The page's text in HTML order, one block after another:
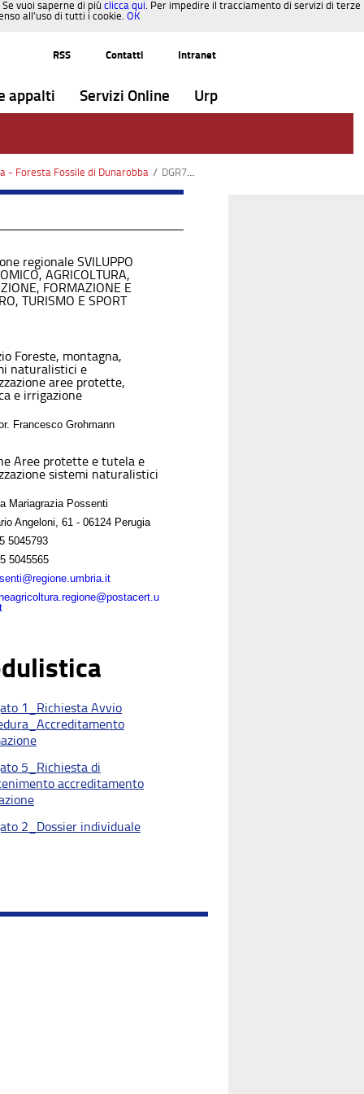
vuoi saperne di più clicca qui. Per impedire il tracciamento di servizi di terze
all’uso di tutti i cookie. OK
RSS Contatti Intranet
appalti Servizi Online Urp
- Foresta Fossile di Dunarobba / DGR789-2012.pdf
regionale SVILUPPO
AGRICOLTURA,
FORMAZIONE E
TURISMO E SPORT
Foreste, montagna,
naturalistici e
aree protette,
e irrigazione
Francesco Grohmann
Aree protette e tutela e
sistemi naturalistici
Mariagrazia Possenti
Angeloni, 61 - 06124 Perugia
5045793
5045565
1_Richiesta Avvio
5_Richiesta di
accreditamento
2_Dossier individuale